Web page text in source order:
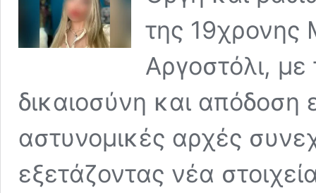
της 19χρονης
Αργοστόλι,
δικαιοσύνη και απόδοση
αστυνομικές αρχές
εξετάζοντας νέα